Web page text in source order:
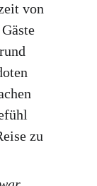
von
zu